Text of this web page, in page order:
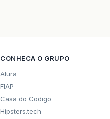
CONHECA O GRUPO
Alura
FIAP
Casa do Codigo
Hipsters.tech